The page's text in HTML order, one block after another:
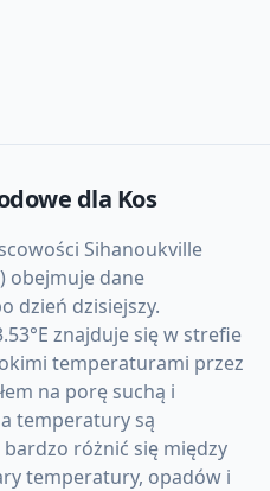
dla Kos
Sihanoukville
obejmuje dane
dzień dzisiejszy.
znajduje się w strefie
temperaturami przez
na porę suchą i
temperatury są
różnić się między
temperatury, opadów i